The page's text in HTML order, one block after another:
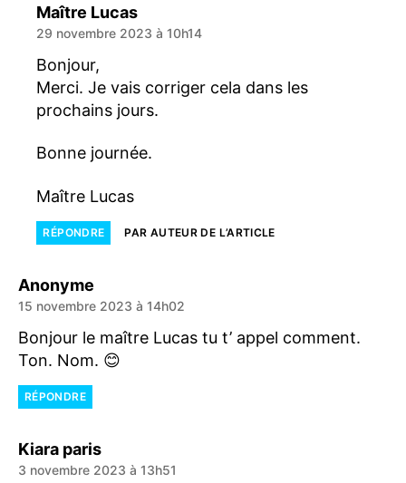
Maître Lucasdit :
29 novembre 2023 à 10h14
Bonjour,
Merci. Je vais corriger cela dans les
prochains jours.
Bonne journée.
Maître Lucas
RÉPONDRE PAR AUTEUR DE L’ARTICLE
Anonyme
15 novembre 2023 à 14h02
Bonjour le maître Lucas tu t’ appel comment.
Ton. Nom. 😊
RÉPONDRE
Kiara parisdit :
3 novembre 2023 à 13h51